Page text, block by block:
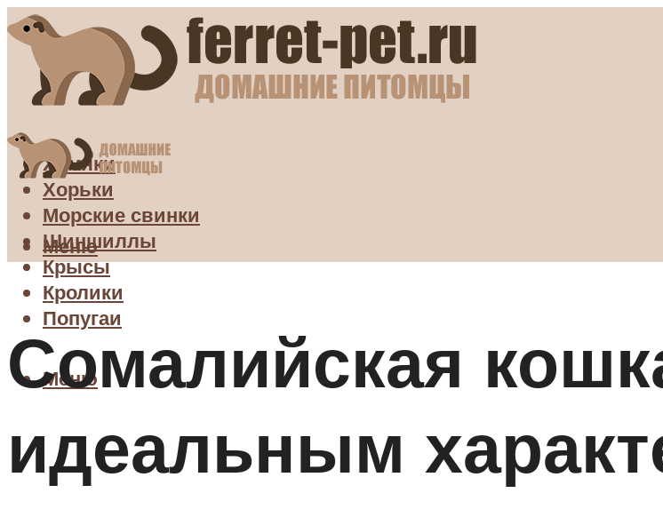
Хомяки
Хорьки
Морские свинки
Шиншиллы
Крысы
Кролики
Попугаи
Меню
Меню
Сомалийская
идеальным